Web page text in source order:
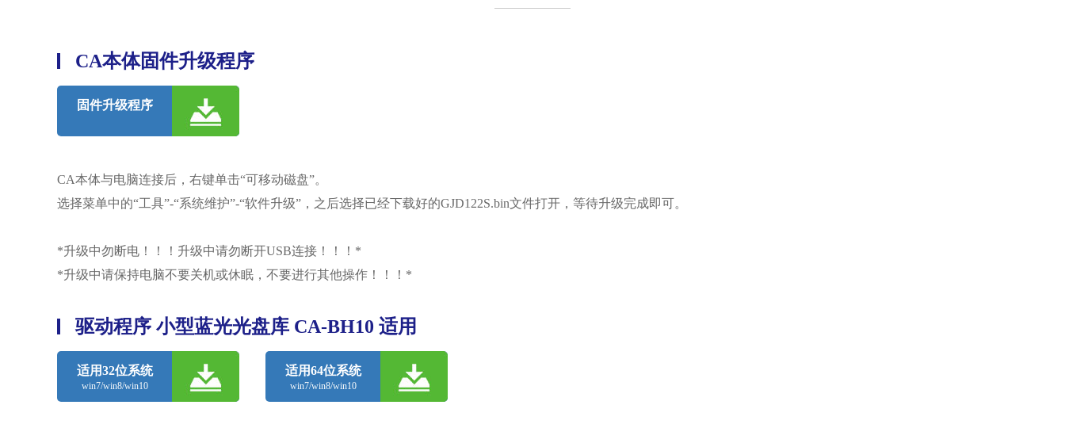
CA本体固件升级程序
固件升级程序
CA本体与电脑连接后，右键单击“可移动磁盘”。
选择菜单中的“工具”-“系统维护”-“软件升级”，之后选择已经下载好的GJD122S.bin文件打开，等待升级完成即可。
*升级中勿断电！！！升级中请勿断开USB连接！！！*
*升级中请保持电脑不要关机或休眠，不要进行其他操作！！！*
驱动程序 小型蓝光光盘库 CA-BH10 适用
适用32位系统
win7/win8/win10
适用64位系统
win7/win8/win10